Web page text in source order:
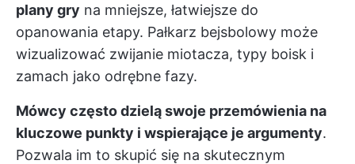
plany gry na mniejsze, łatwiejsze do
opanowania etapy. Pałkarz bejsbolowy może
wizualizować zwijanie miotacza, typy boisk i
zamach jako odrębne fazy.
Mówcy często dzielą swoje przemówienia na
kluczowe punkty i wspierające je argumenty.
Pozwala im to skupić się na skutecznym